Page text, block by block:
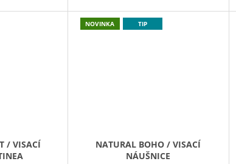
/ VISACÍ
NOVINKA TIP
NATURAL BOHO / VISACÍ
NÁUŠNICE